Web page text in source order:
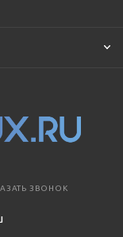
ЗВОНОК